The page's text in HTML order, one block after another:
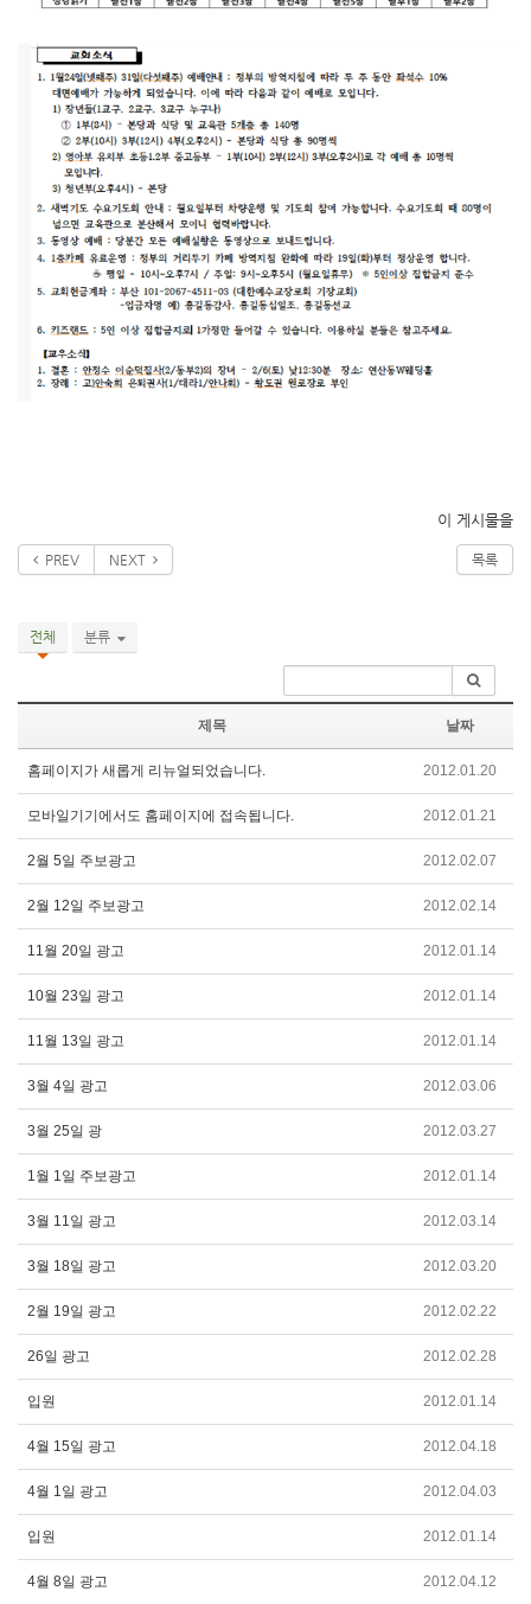
이 게시물을
PREV NEXT 목록
전체 분류
제목 날짜
홈페이지가 새롭게 리뉴얼되었습니다. 2012.01.20
모바일기기에서도 홈페이지에 접속됩니다. 2012.01.21
2월 5일 주보광고 2012.02.07
2월 12일 주보광고 2012.02.14
11월 20일 광고 2012.01.14
10월 23일 광고 2012.01.14
11월 13일 광고 2012.01.14
3월 4일 광고 2012.03.06
3월 25일 광 2012.03.27
1월 1일 주보광고 2012.01.14
3월 11일 광고 2012.03.14
3월 18일 광고 2012.03.20
2월 19일 광고 2012.02.22
26일 광고 2012.02.28
입원 2012.01.14
4월 15일 광고 2012.04.18
4월 1일 광고 2012.04.03
입원 2012.01.14
4월 8일 광고 2012.04.12